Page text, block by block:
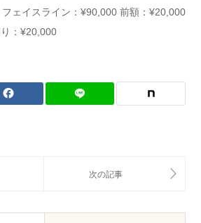
ェイスライン：¥90,000 前額：¥20,000
：¥20,000